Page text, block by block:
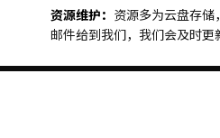
资源维护： 资源多为云盘存储
邮件给到我们，我们会及时更